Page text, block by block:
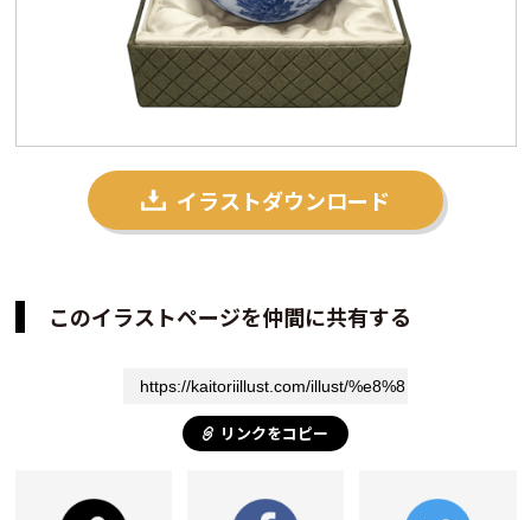
イラストダウンロード
このイラストページを仲間に共有する
リンクをコピー